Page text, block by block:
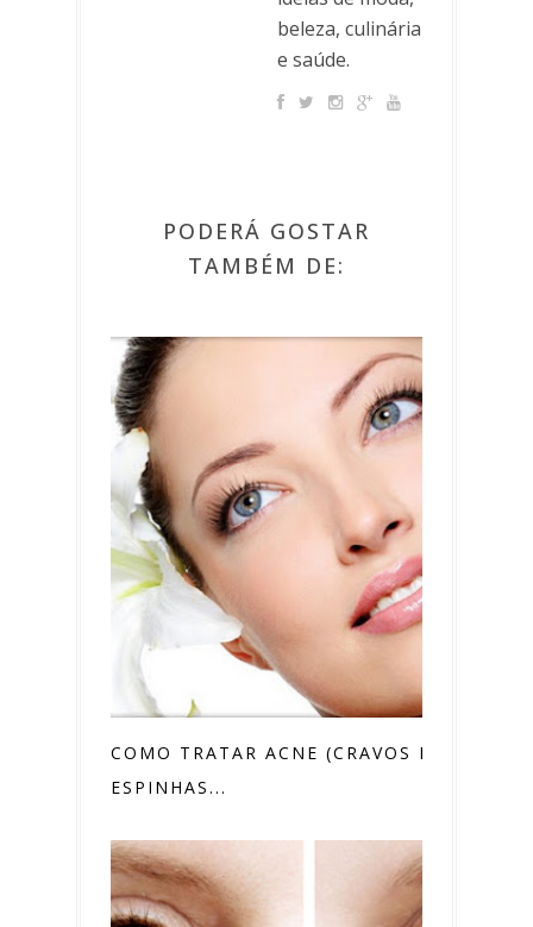
beleza, culinária
e saúde.
PODERÁ GOSTAR
TAMBÉM DE:
COMO TRATAR ACNE (CRAVOS E
ESPINHAS...